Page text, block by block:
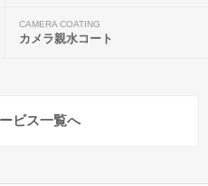
CAMERA COATING
カメラ親水コート
ビス一覧へ